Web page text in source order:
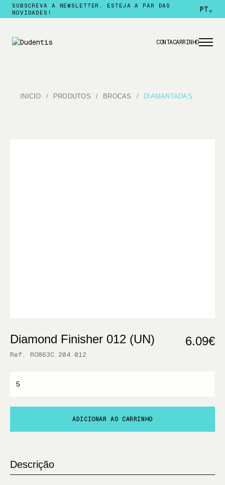
SUBSCREVA A NEWSLETTER, ESTEJA A PAR DAS
NOVIDADES!
PT⌄
CONTACARRINHO
INICIO PRODUTOS BROCAS DIAMANTADAS
Diamond Finisher 012 (UN) 6.09€
Ref. RO863C.204.012
ADICIONAR AO CARRINHO
Descrição